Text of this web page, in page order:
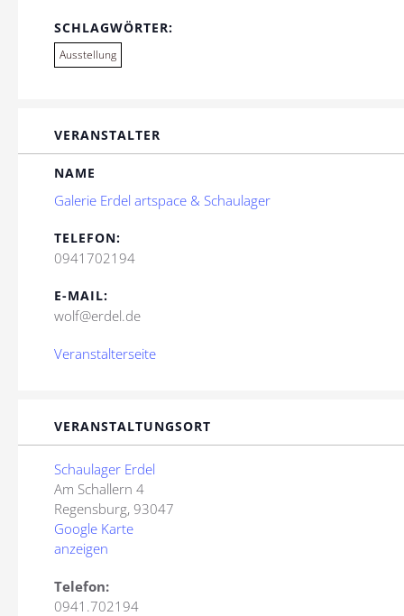
SCHLAGWÖRTER:
Ausstellung
VERANSTALTER
NAME
Galerie Erdel artspace & Schaulager
TELEFON:
0941702194
E-MAIL:
wolf@erdel.de
Veranstalterseite
VERANSTALTUNGSORT
Schaulager Erdel
Am Schallern 4
Regensburg, 93047
Google Karte
anzeigen
Telefon:
0941.702194